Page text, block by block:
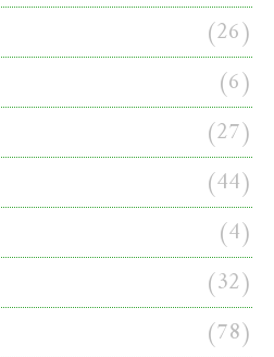
(26)
(6)
(27)
(44)
(4)
(32)
(78)